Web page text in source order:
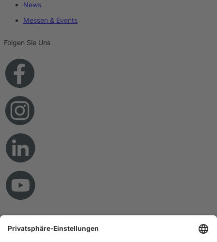
News
Messen & Events
Folgen Sie Uns